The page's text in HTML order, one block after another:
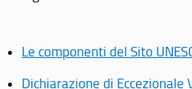
Le componenti del Sito
Dichiarazione di Eccezionale